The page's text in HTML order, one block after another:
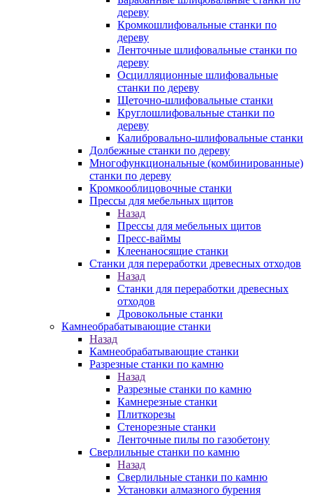
дереву
Кромкошлифовальные станки по
дереву
Ленточные шлифовальные станки по
дереву
Осцилляционные шлифовальные
станки по дереву
Щеточно-шлифовальные станки
Круглошлифовальные станки по
дереву
Калибровально-шлифовальные станки
Долбежные станки по дереву
Многофункциональные (комбинированные)
станки по дереву
Кромкооблицовочные станки
Прессы для мебельных щитов
Назад
Прессы для мебельных щитов
Пресс-ваймы
Клеенаносящие станки
Станки для переработки древесных отходов
Назад
Станки для переработки древесных
отходов
Дровокольные станки
Камнеобрабатывающие станки
Назад
Камнеобрабатывающие станки
Разрезные станки по камню
Назад
Разрезные станки по камню
Камнерезные станки
Плиткорезы
Стенорезные станки
Ленточные пилы по газобетону
Сверлильные станки по камню
Назад
Сверлильные станки по камню
Установки алмазного бурения